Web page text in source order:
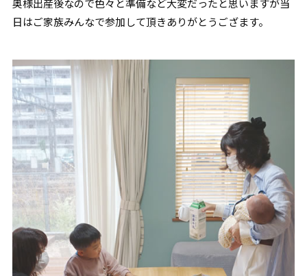
奥様出産後なので色々と準備など大変だったと思いますが当
日はご家族みんなで参加して頂きありがとうござます。